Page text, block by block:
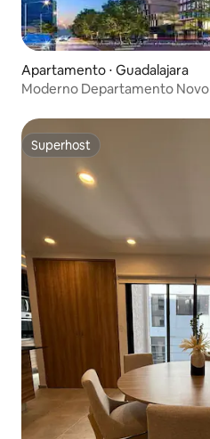
Apartamento ⋅ Guadalajara
Moderno Departamento Novo
Superhost
Superhost